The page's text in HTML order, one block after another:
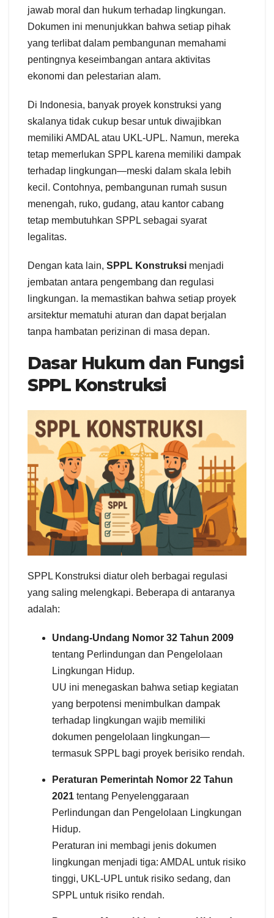
jawab moral dan hukum terhadap lingkungan.
Dokumen ini menunjukkan bahwa setiap pihak
yang terlibat dalam pembangunan memahami
pentingnya keseimbangan antara aktivitas
ekonomi dan pelestarian alam.
Di Indonesia, banyak proyek konstruksi yang
skalanya tidak cukup besar untuk diwajibkan
memiliki AMDAL atau UKL-UPL. Namun, mereka
tetap memerlukan SPPL karena memiliki dampak
terhadap lingkungan—meski dalam skala lebih
kecil. Contohnya, pembangunan rumah susun
menengah, ruko, gudang, atau kantor cabang
tetap membutuhkan SPPL sebagai syarat
legalitas.
Dengan kata lain, SPPL Konstruksi menjadi
jembatan antara pengembang dan regulasi
lingkungan. Ia memastikan bahwa setiap proyek
arsitektur mematuhi aturan dan dapat berjalan
tanpa hambatan perizinan di masa depan.
Dasar Hukum dan Fungsi
SPPL Konstruksi
SPPL Konstruksi diatur oleh berbagai regulasi
yang saling melengkapi. Beberapa di antaranya
adalah:
Undang-Undang Nomor 32 Tahun 2009
tentang Perlindungan dan Pengelolaan
Lingkungan Hidup.
UU ini menegaskan bahwa setiap kegiatan
yang berpotensi menimbulkan dampak
terhadap lingkungan wajib memiliki
dokumen pengelolaan lingkungan—
termasuk SPPL bagi proyek berisiko rendah.
Peraturan Pemerintah Nomor 22 Tahun
2021 tentang Penyelenggaraan
Perlindungan dan Pengelolaan Lingkungan
Hidup.
Peraturan ini membagi jenis dokumen
lingkungan menjadi tiga: AMDAL untuk risiko
tinggi, UKL-UPL untuk risiko sedang, dan
SPPL untuk risiko rendah.